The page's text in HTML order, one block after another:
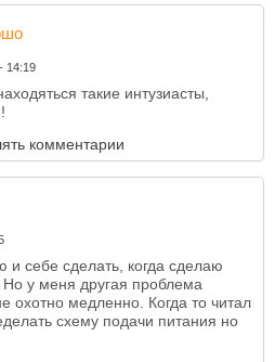
14:19
такие интузиасты,
комментарии
и себе сделать, когда сделаю
у меня другая проблема
охотно медленно. Когда то читал
схему подачи питания но